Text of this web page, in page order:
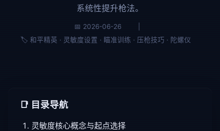
系统性提升枪法。
📅 2026-06-26
🏷️ 和平精英 · 灵敏度设置 · 瞄准训练 · 压枪技巧 · 陀螺仪
📑 目录导航
灵敏度核心概念与起点选择